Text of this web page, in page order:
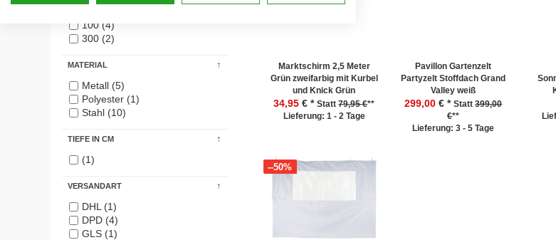
100 (4)
300 (2)
MATERIAL
Metall (5)
Polyester (1)
Stahl (10)
TIEFE IN CM
(1)
VERSANDART
DHL (1)
DPD (4)
GLS (1)
Marktschirm 2,5 Meter
Grün zweifarbig mit Kurbel
und Knick Grün
34,95 € *Statt79,95 €**
Lieferung: 1 - 2 Tage
Pavillon Gartenzelt
Partyzelt Stoffdach Grand
Valley weiß
299,00 € *Statt399,00
€**
Lieferung: 3 - 5 Tage
--50%